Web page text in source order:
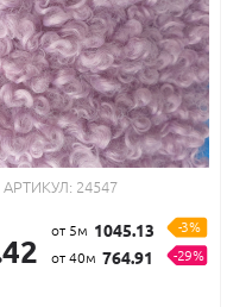
АРТИКУЛ: 24547
от 5м 1045.13
-3%
от 40м 764.91 -29%